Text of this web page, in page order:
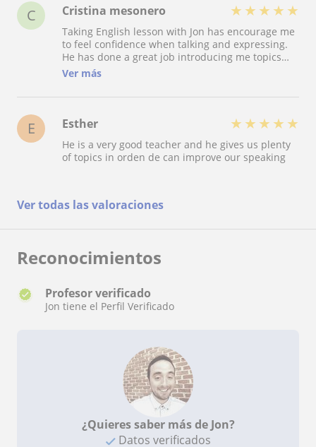
superarte cada vez más.
C Cristina mesonero ★ ★ ★ ★ ★
Taking English lesson with Jon has encourage me
to feel confidence when talking and expressing.
He has done a great job introducing me topics
and vocabulary very essential and worthy for
practice. As different work circumstances
to my needs. He is also really flexible about
time. I really recommend Jon as an English
teacher. Very profesional, respectful and knows
Ver más
E Esther ★ ★ ★ ★ ★
He is a very good teacher and he gives us plenty
of topics in orden de can improve our speaking
Ver todas las valoraciones
Reconocimientos
Profesor verificado
Jon tiene el Perfil Verificado
¿Quieres saber más de Jon?
Datos verificados